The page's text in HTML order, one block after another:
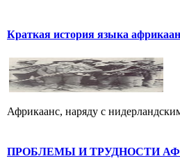
Краткая история языка
Африкаанс, наряду с
ПРОБЛЕМЫ И ТРУДНОСТИ